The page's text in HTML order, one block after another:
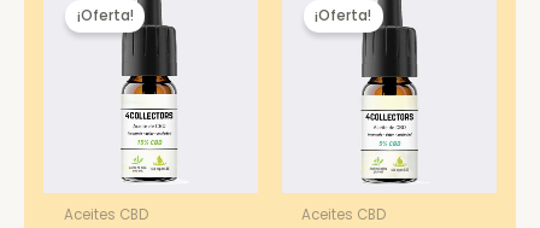
¡Oferta!
Aceites CBD
¡Oferta!
Aceites CBD